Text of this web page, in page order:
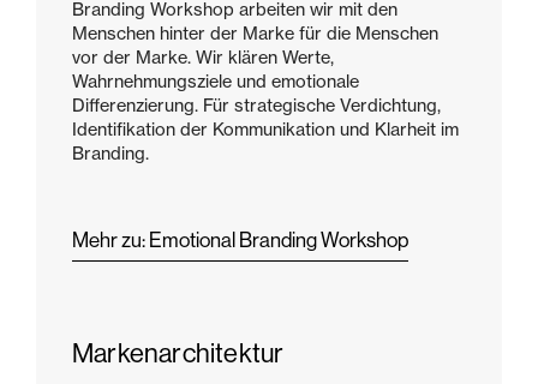
Branding Workshop arbeiten wir mit den
Menschen hinter der Marke für die Menschen
vor der Marke. Wir klären Werte,
Wahrnehmungsziele und emotionale
Differenzierung. Für strategische Verdichtung,
Identifikation der Kommunikation und Klarheit im
Branding.
Mehr zu: Emotional Branding Workshop
Markenarchitektur